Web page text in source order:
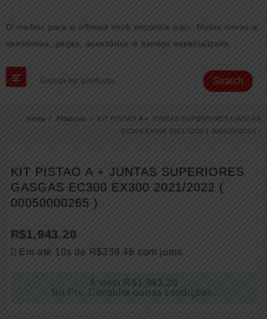
content
O melhor para o offroad você encontra aqui: Motos novas e
seminovas, peças, acessórios e serviço especializado.
Search
Home Produtos
KIT PISTAO A + JUNTAS SUPERIORES GASGAS
EC300 EX300 2021/2022 ( 00050000265 )
KIT PISTAO A + JUNTAS SUPERIORES
GASGAS EC300 EX300 2021/2022 (
00050000265 )
R$1,943.20
Em até 10x de R$239.46 com juros
À vista R$1,943.20
No Pix. Consulte outras condições.